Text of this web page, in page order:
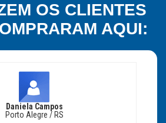
OS CLIENTES
AQUI:
Daniela Campos
Porto Alegre / RS